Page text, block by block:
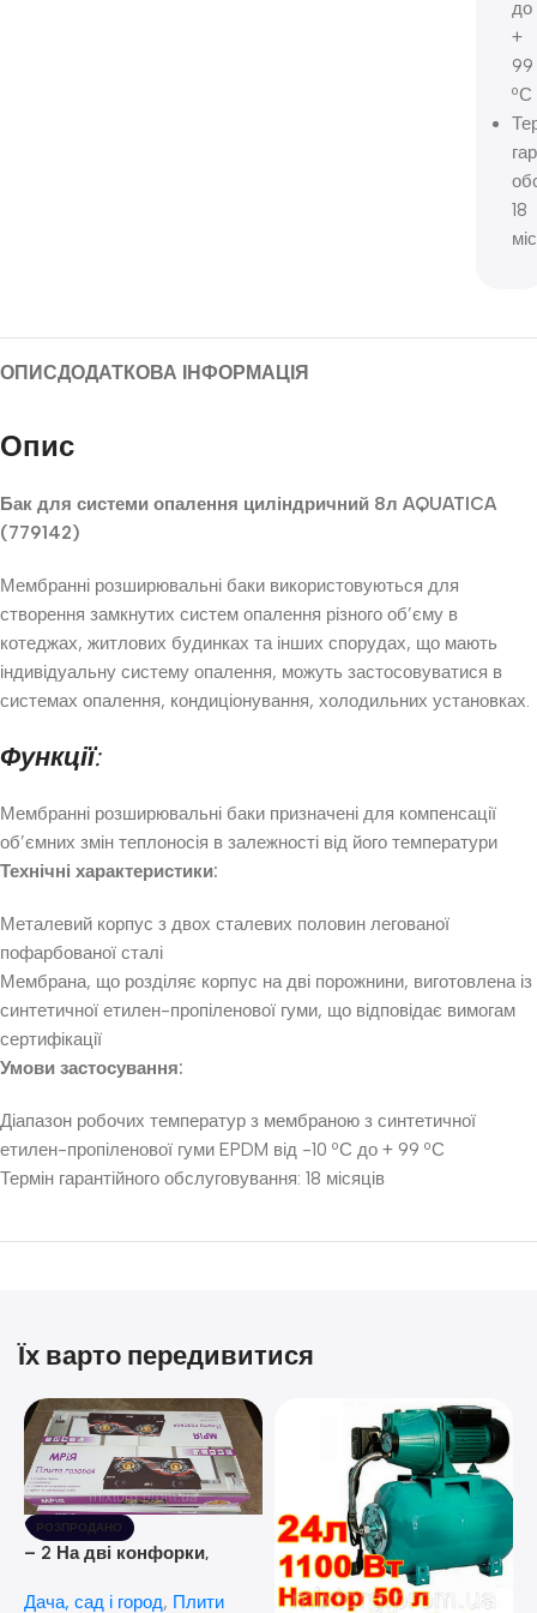
до
+
99
ºС
18
ОПИСДОДАТКОВА ІНФОРМАЦІЯ
Опис
Бак для системи опалення циліндричний 8л AQUATICA
(779142)
Мембранні розширювальні баки використовуються для
створення замкнутих систем опалення різного об’єму в
котеджах, житлових будинках та інших спорудах, що мають
індивідуальну систему опалення, можуть застосовуватися в
системах опалення, кондиціонування, холодильних установках.
Функції:
Мембранні розширювальні баки призначені для компенсації
об’ємних змін теплоносія в залежності від його температури
Технічні характеристики:
Металевий корпус з двох сталевих половин легованої
пофарбованої сталі
Мембрана, що розділяє корпус на дві порожнини, виготовлена із
синтетичної етилен-пропіленової гуми, що відповідає вимогам
сертифікації
Умови застосування:
Діапазон робочих температур з мембраною з синтетичної
етилен-пропіленової гуми EPDM від -10 ºС до + 99 ºС
Термін гарантійного обслуговування: 18 місяців
Їх варто передивитися
РОЗПРОДАНО
– 2 На дві конфорки,
розпалюванням.
Дача, сад і город, Плити